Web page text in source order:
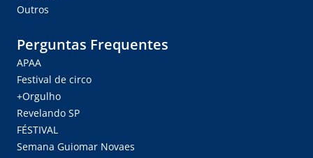
Outros
Perguntas Frequentes
APAA
Festival de circo
+Orgulho
Revelando SP
FÉSTIVAL
Semana Guiomar Novaes